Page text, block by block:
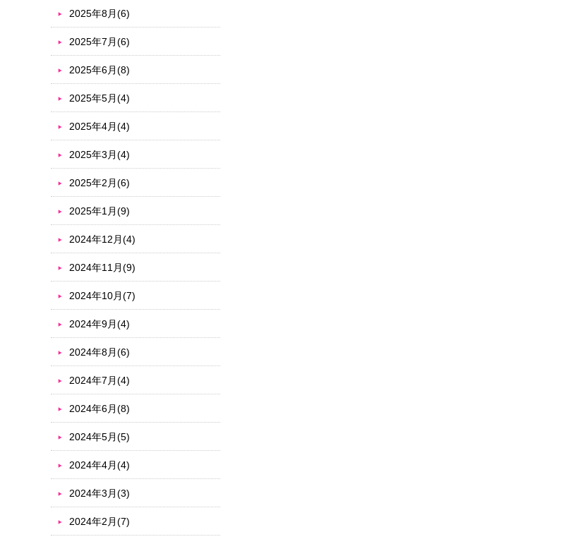
2025年8月(6)
2025年7月(6)
2025年6月(8)
2025年5月(4)
2025年4月(4)
2025年3月(4)
2025年2月(6)
2025年1月(9)
2024年12月(4)
2024年11月(9)
2024年10月(7)
2024年9月(4)
2024年8月(6)
2024年7月(4)
2024年6月(8)
2024年5月(5)
2024年4月(4)
2024年3月(3)
2024年2月(7)